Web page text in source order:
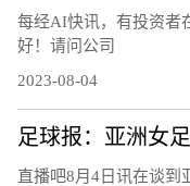
每经AI快讯，有投资者
好！请问公司
2023-08-04
直播吧8月4日讯在谈到